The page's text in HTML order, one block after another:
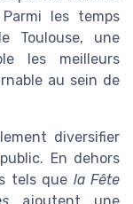
les temps
Toulouse, une
les meilleurs
au sein de
diversifier
En dehors
tels que la Fête
ajoutent une